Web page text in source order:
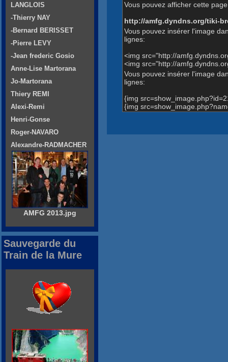
Vous pouvez afficher cette
http://amfg.dyndns.org/tiki-
Vous pouvez insérer l'image
lignes:
<img src="http://
<img src="http://
Vous pouvez insérer l'image
lignes:
{img
{img
LANGLOIS
-Thierry NAY
-Bernard BERISSET
-Pierre LEVY
-Jean frederic Gosio
Anne-Lise Martorana
Jo-Martorana
Thiery REMI
Alexi-Remi
Henri-Gonse
Roger-NAVARO
Alexandre-RADMACHER
AMFG 2013.jpg
Sauvegarde du
Train de la Mure